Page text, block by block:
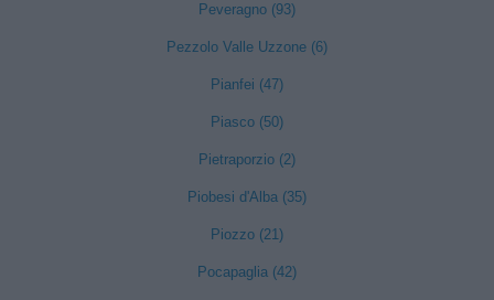
Peveragno (93)
Pezzolo Valle Uzzone (6)
Pianfei (47)
Piasco (50)
Pietraporzio (2)
Piobesi d'Alba (35)
Piozzo (21)
Pocapaglia (42)